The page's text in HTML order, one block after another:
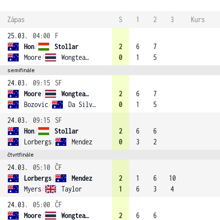
Zápas S 1 2 3
Kurs
25.03.
04:00
F
Hon/
Stollar
Moore/ Wongteanchai (1)
2
0
6
1
7
5
semifinále
24.03. 09:15
SF
Moore/
Wongteanchai (1)
Bozovic/ Da Silva Fick
2
0
6
1
7
5
24.03.
09:15
SF
Hon/
Stollar
Lorbergs/ Mendez
2
0
6
3
6
2
čtvrtfinále
24.03. 05:10 ČF
Lorbergs/
Mendez
Myers/ Taylor
2
1
1
6
6
3
10
4
24.03.
05:00 ČF
Moore/
Wongteanchai (1)
2
6
6